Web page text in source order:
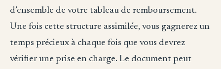
d’ensemble de votre tableau de remboursement.
Une fois cette structure assimilée, vous gagnerez un
temps précieux à chaque fois que vous devrez
vérifier une prise en charge. Le document peut